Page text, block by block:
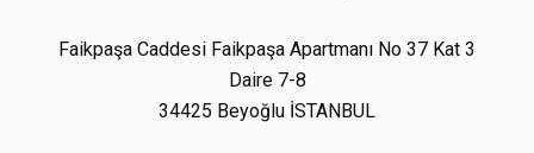
Faikpaşa Caddesi Faikpaşa Apartmanı No 37 Kat 3
Daire 7-8
34425 Beyoğlu İSTANBUL